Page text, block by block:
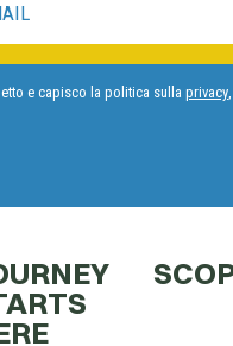
e capisco la politica sullaprivacy